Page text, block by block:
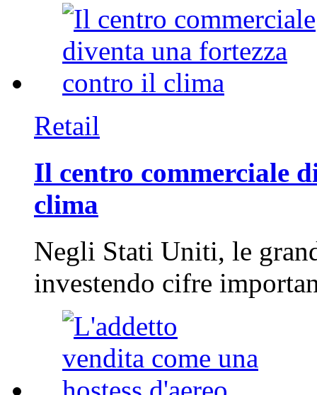
Retail
Il centro commerciale
clima
Negli Stati Uniti, le
investendo cifre